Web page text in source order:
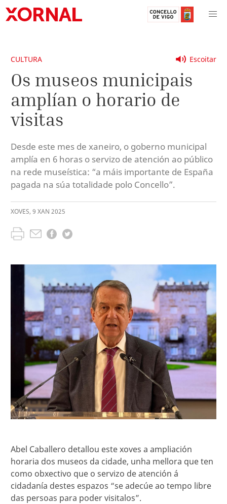
Escoitar
CULTURA
Os museos municipais
amplían o horario de
visitas
Desde este mes de xaneiro, o goberno municipal
amplía en 6 horas o servizo de atención ao público
na rede museística: “a máis importante de España
pagada na súa totalidade polo Concello”.
XOVES, 9 XAN 2025
Abel Caballero detallou este xoves a ampliación
horaria dos museos da cidade, unha mellora que ten
como obxectivo que o servizo de atención á
cidadanía destes espazos “se adecúe ao tempo libre
das persoas para poder visitalos”.